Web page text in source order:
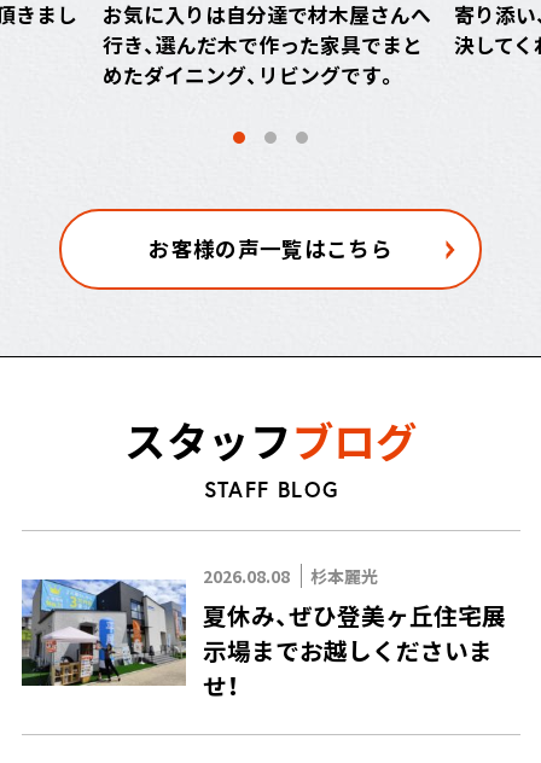
きまし
お気に入りは自分達で材木屋さんへ
行き、選んだ木で作った家具でまと
めたダイニング、リビングです。
寄り添
決してく
お客様の声一覧はこちら
スタッフブログ
STAFF BLOG
2026.08.08 杉本麗光
夏休み、ぜひ登美ヶ丘住宅展
示場までお越しくださいま
せ！